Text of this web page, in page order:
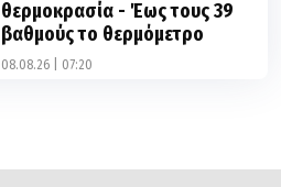
08.08.26 | 07:20